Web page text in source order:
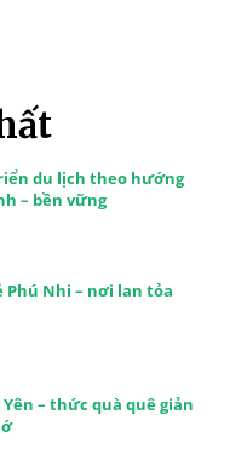
du lịch theo hướng
– bền vững
Phú Nhi – nơi lan tỏa
– thức quà quê giản